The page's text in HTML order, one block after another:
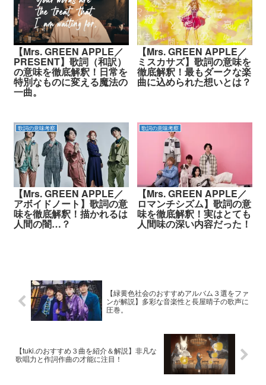
【Mrs. GREEN APPLE／
PRESENT】歌詞（和訳）
の意味を徹底解釈！日常を
特別なものに変える魔法の
一曲。
【Mrs. GREEN APPLE／
ミスカサズ】歌詞の意味を
徹底解釈！最もダークな楽
曲に込められた想いとは？
歌詞の意味考察
【Mrs. GREEN APPLE／
アボイドノート】歌詞の意
味を徹底解釈！描かれるは
人間の闇…？
歌詞の意味考察
【Mrs. GREEN APPLE／
ロマンチシズム】歌詞の意
味を徹底解釈！実はとても
人間味の深い内容だった！
【緑黄色社会のおすすめアルバム３選をファ
ンが解説】多彩な音楽性と長屋晴子の歌声に
圧巻。
【tuki.のおすすめ３曲を紹介＆解説】非凡な
歌唱力と作詞作曲の才能に注目！